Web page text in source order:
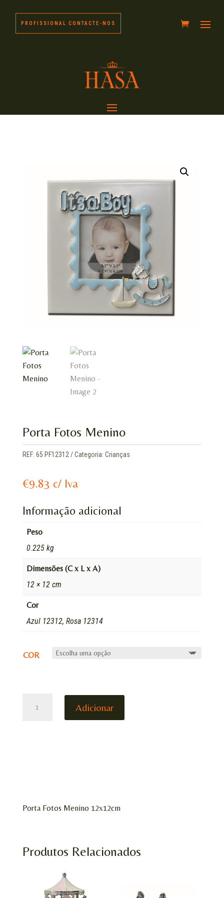
PROFISSIONAL CONTACTE-NOS
Porta Fotos Menino
REF: 65 PF12312 Categoria: Crianças
€9.83 c/ Iva
Informação adicional
Peso
0.225 kg
Dimensões (C x L x A)
12 × 12 cm
Cor
Azul 12312, Rosa 12314
COR
Adicionar
Porta Fotos Menino 12x12cm
Produtos Relacionados